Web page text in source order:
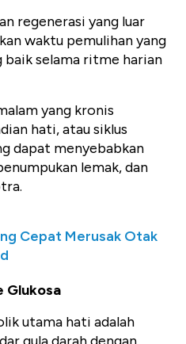
regenerasi yang luar
waktu pemulihan yang
baik selama ritme harian
yang kronis
hati, atau siklus
dapat menyebabkan
lemak, dan
Cepat Merusak Otak
Glukosa
utama hati adalah